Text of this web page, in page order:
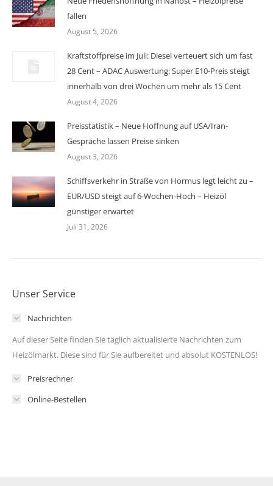
fallen
August 5, 2026
Kraftstoffpreise im Juli: Diesel verteuert sich um fast
28 Cent – ADAC Auswertung: Super E10-Preis steigt
innerhalb von drei Wochen um mehr als 15 Cent
August 4, 2026
Preisstatistik – Neue Hoffnung auf USA/Iran-
Gespräche lassen Preise sinken
August 3, 2026
Schiffsverkehr in Straße von Hormus legt leicht zu –
EUR/USD steigt auf 6-Wochen-Hoch – Heizöl
günstiger erwartet
Juli 31, 2026
Unser Service
Nachrichten
Auf dieser Seite finden Sie täglich aktualisierte Nachrichten zum
Heizölmarkt. Diese sind für Sie aufbereitet und absolut KOSTENLOS!
Preisrechner
Online-Bestellen